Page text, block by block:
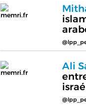
memri.fr
memri.fr
Ali